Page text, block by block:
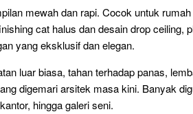
mewah dan rapi. Cocok untuk
cat halus dan desain drop ceiling,
yang eksklusif dan elegan.
luar biasa, tahan terhadap panas,
digemari arsitek masa kini. Banyak
hingga galeri seni.